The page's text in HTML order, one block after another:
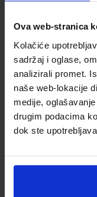
Ova web-stranica
Kolačiće
sadržaj i oglase,
analizirali promet.
naše web-lokacije
medije,
drugim podacima
dok ste